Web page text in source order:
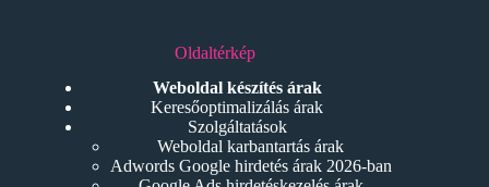
Oldaltérkép
Weboldal készítés árak
Keresőoptimalizálás árak
Szolgáltatások
Weboldal karbantartás árak
Adwords Google hirdetés árak 2026-ban